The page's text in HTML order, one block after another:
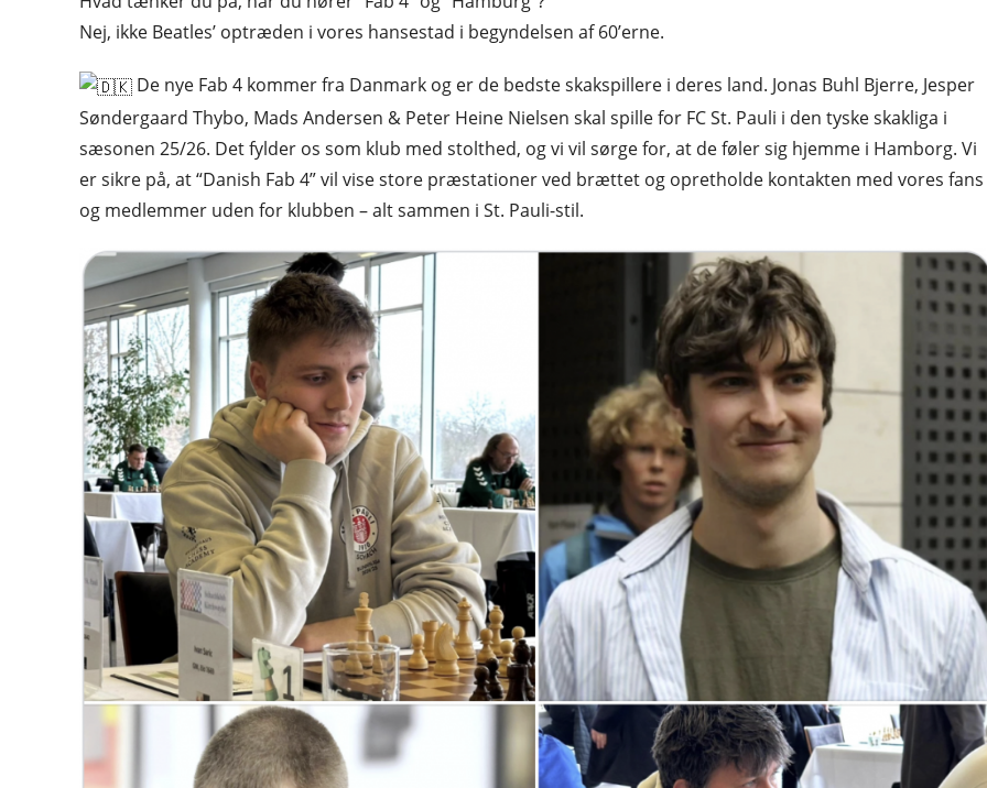
Nej, ikke Beatles’ optræden i vores hansestad i begyndelsen af 60’erne.
De nye Fab 4 kommer fra Danmark og er de bedste skakspillere i deres land. Jonas Buhl Bjerre, Jesper
Søndergaard Thybo, Mads Andersen & Peter Heine Nielsen skal spille for FC St. Pauli i den tyske skakliga i
sæsonen 25/26. Det fylder os som klub med stolthed, og vi vil sørge for, at de føler sig hjemme i Hamborg. Vi
er sikre på, at “Danish Fab 4” vil vise store præstationer ved brættet og opretholde kontakten med vores fans
og medlemmer uden for klubben – alt sammen i St. Pauli-stil.